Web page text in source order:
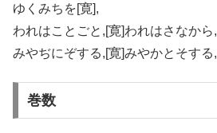
ゆくみちを[寛],
われはことごと,[寛]われはさなから,
みやぢにぞする,[寛]みやかとそする,
巻数